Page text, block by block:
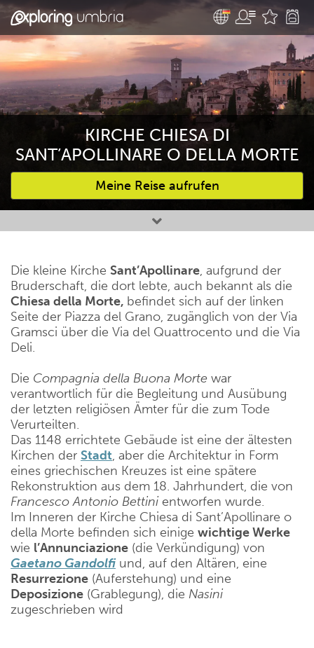
KIRCHE CHIESA DI
SANT’APOLLINARE O DELLA MORTE
Meine Reise aufrufen
Bevorzugte Aktivitäten
Die kleine Kirche Sant’Apollinare, aufgrund der
Bruderschaft, die dort lebte, auch bekannt als die
Chiesa della Morte, befindet sich auf der linken
Seite der Piazza del Grano, zugänglich von der Via
Gramsci über die Via del Quattrocento und die Via
Deli.
Die Compagnia della Buona Morte war
verantwortlich für die Begleitung und Ausübung
der letzten religiösen Ämter für die zum Tode
Verurteilten.
Das 1148 errichtete Gebäude ist eine der ältesten
Kirchen der Stadt, aber die Architektur in Form
eines griechischen Kreuzes ist eine spätere
Rekonstruktion aus dem 18. Jahrhundert, die von
Francesco Antonio Bettini entworfen wurde.
Im Inneren der Kirche Chiesa di Sant’Apollinare o
della Morte befinden sich einige wichtige Werke
wie l’Annunciazione (die Verkündigung) von
Gaetano Gandolfiund, auf den Altären, eine
Resurrezione (Auferstehung) und eine
Deposizione (Grablegung), die Nasini
zugeschrieben wird